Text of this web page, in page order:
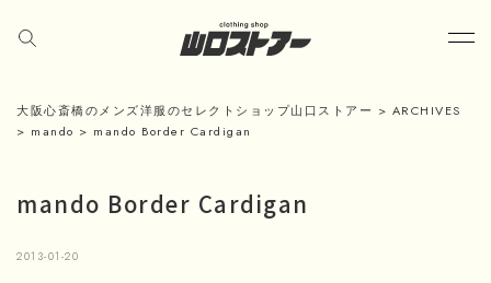
大阪心斎橋のメンズ洋服のセレクトショップ山口ストアー > ARCHIVES
> mando > mando Border Cardigan
mando Border Cardigan
2013-01-20